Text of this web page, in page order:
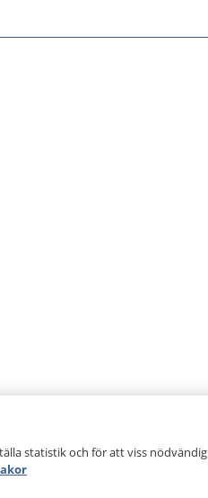
statistik och för att viss nödvändig